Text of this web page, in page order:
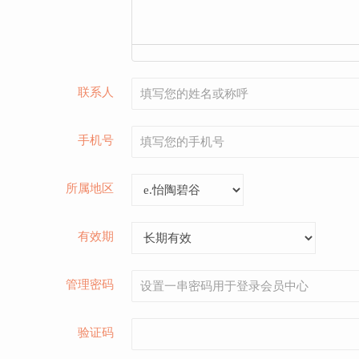
联系人
手机号
所属地区
有效期
管理密码
验证码